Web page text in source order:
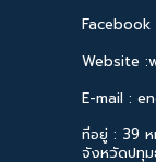
Facebook
Website
E-mail :
ที่อยู่ : 39 ห
จังหวัดปทุม